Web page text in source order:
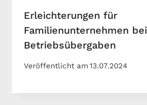
Erleichterungen für
Familienunternehmen bei
Betriebsübergaben
Veröffentlicht am13.07.2024